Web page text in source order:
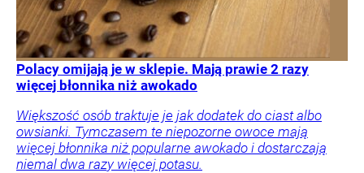
Polacy omijają je w sklepie. Mają prawie 2 razy
więcej błonnika niż awokado
Większość osób traktuje je jak dodatek do ciast albo
owsianki. Tymczasem te niepozorne owoce mają
więcej błonnika niż popularne awokado i dostarczają
niemal dwa razy więcej potasu.